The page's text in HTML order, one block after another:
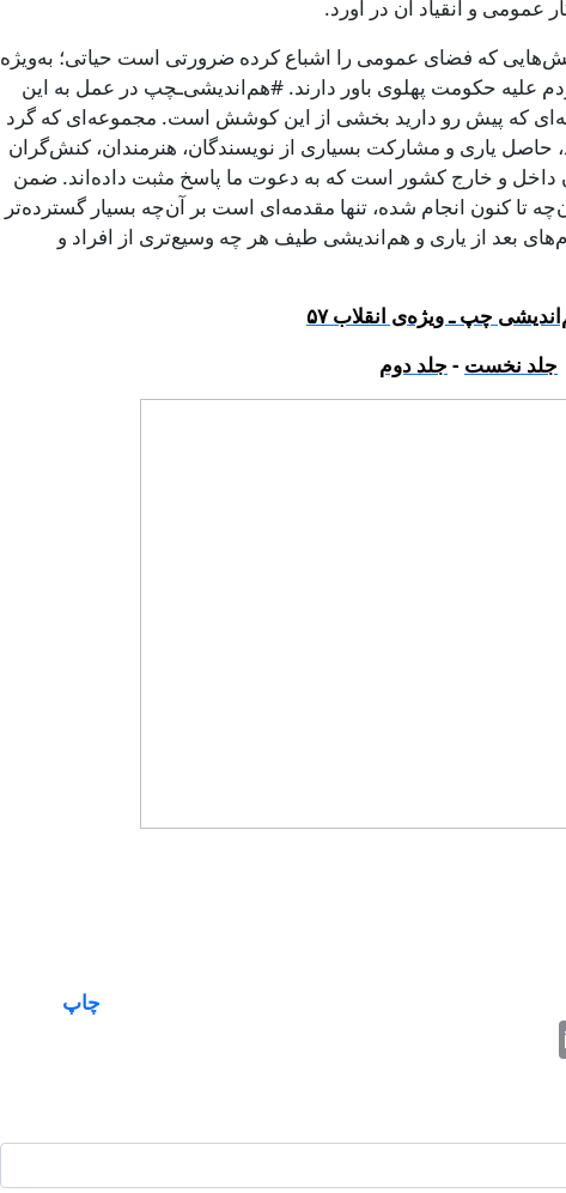
عمومی و انقیاد آن در آورد.
که فضای عمومی را اشباع کرده ضرورتی است حیاتی؛ به‌ویژه
علیه حکومت پهلوی باور دارند. #هم‌اندیشی‌ـچپ در عمل به این
که پیش رو دارید بخشی از این کوشش است. مجموعه‌ای که گرد
حاصل یاری و مشارکت بسیاری از نویسندگان، هنرمندان، کنش‌گران
و خارج کشور است که به دعوت ما پاسخ مثبت داده‌اند. ضمن
تا کنون انجام شده، تنها مقدمه‌ای است بر آن‌چه بسیار گسترده‌تر
بعد از یاری و هم‌اندیشی طیف هر چه وسیع‌تری از افراد و
‌چپ ـ ویژه‌ی انقلاب ۵۷
جلد نخست - جلد دوم
چاپ